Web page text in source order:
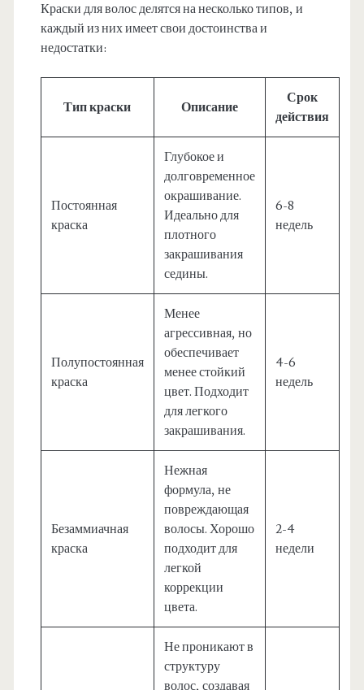
Краски для волос делятся на несколько типов, и
каждый из них имеет свои достоинства и
недостатки:
Тип краски Описание
Срок
действия
Постоянная
краска
Глубокое и
долговременное
окрашивание.
Идеально для
плотного
закрашивания
седины.
6-8
недель
Полупостоянная
краска
Менее
агрессивная, но
обеспечивает
менее стойкий
цвет. Подходит
для легкого
закрашивания.
4-6
недель
Безаммиачная
краска
Нежная
формула, не
повреждающая
волосы. Хорошо
подходит для
легкой
коррекции
цвета.
2-4
недели
Не проникают в
структуру
волос, создавая